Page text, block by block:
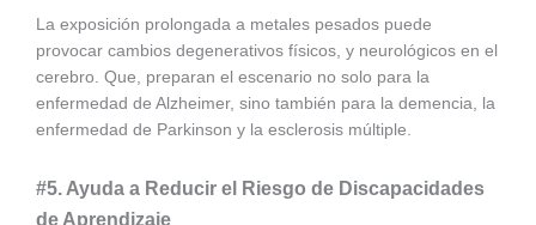
La exposición prolongada a metales pesados puede
provocar cambios degenerativos físicos, y neurológicos en el
cerebro. Que, preparan el escenario no solo para la
enfermedad de Alzheimer, sino también para la demencia, la
enfermedad de Parkinson y la esclerosis múltiple.
#5. Ayuda a Reducir el Riesgo de Discapacidades
de Aprendizaje